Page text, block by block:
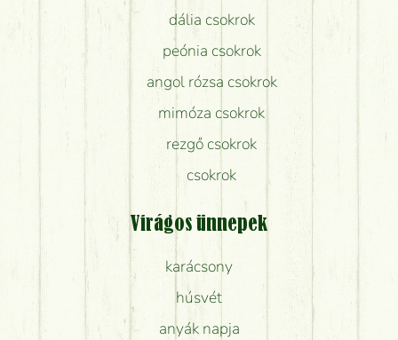
dália csokrok
peónia csokrok
angol rózsa csokrok
mimóza csokrok
rezgő csokrok
csokrok
Virágos ünnepek
karácsony
húsvét
anyák napja